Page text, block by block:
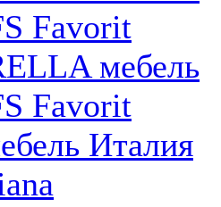
Favorit
мебель
Favorit
Италия